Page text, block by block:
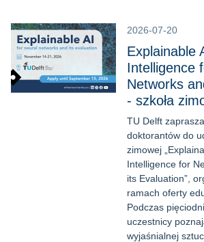
2026-07-20
Explainable
Intelligence
Networks
- szkoła
TU Delft
doktorantów do
zimowej
Intelligence for
its Evaluation”,
ramach oferty
Podczas
uczestnicy
wyjaśnialnej